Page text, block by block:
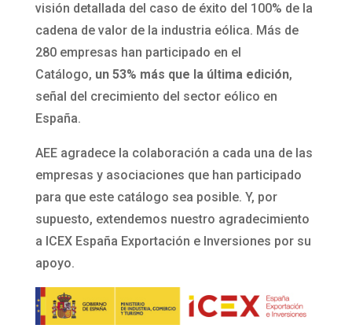
visión detallada del caso de éxito del 100% de la
cadena de valor de la industria eólica. Más de
280 empresas han participado en el
Catálogo, un 53% más que la última edición,
señal del crecimiento del sector eólico en
España.
AEE agradece la colaboración a cada una de las
empresas y asociaciones que han participado
para que este catálogo sea posible. Y, por
supuesto, extendemos nuestro agradecimiento
a ICEX España Exportación e Inversiones por su
apoyo.